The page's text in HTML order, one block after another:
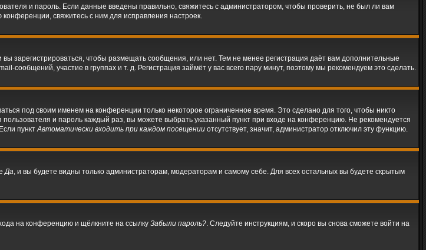
и пароль. Если данные введены правильно, свяжитесь с администратором, чтобы проверить, не был ли вам
свяжитесь с ним для исправления настроек.
зарегистрироваться, чтобы размещать сообщения, или нет. Тем не менее регистрация даёт вам дополнительные
участие в группах и т. д. Регистрация займёт у вас всего пару минут, поэтому мы рекомендуем это сделать.
под своим именем на конференции только некоторое ограниченное время. Это сделано для того, чтобы никто
и пароль каждый раз, вы можете выбрать указанный пункт при входе на конференцию. Не рекомендуется
пунктАвтоматически входить при каждом посещении отсутствует, значит, администратор отключил эту функцию.
Да, и вы будете видны только администраторам, модераторам и самому себе. Для всех остальных вы будете скрытым
на конференцию и щёлкните на ссылку Забыли пароль?. Следуйте инструкциям, и скоро вы снова сможете войти на